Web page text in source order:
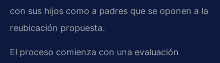
con sus hijos como a padres que se oponen a la
reubicación propuesta.
El proceso comienza con una evaluación